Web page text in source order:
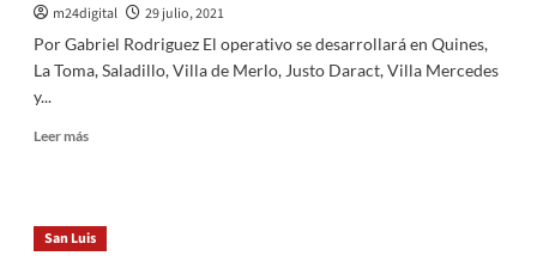
municipios
un
monto
$
m24digital
29 julio, 2021
Por Gabriel Rodriguez El operativo se desarrollará en Quines,
La Toma, Saladillo, Villa de Merlo, Justo Daract, Villa Mercedes
y...
Leer másLeer
a
mas
San Luis